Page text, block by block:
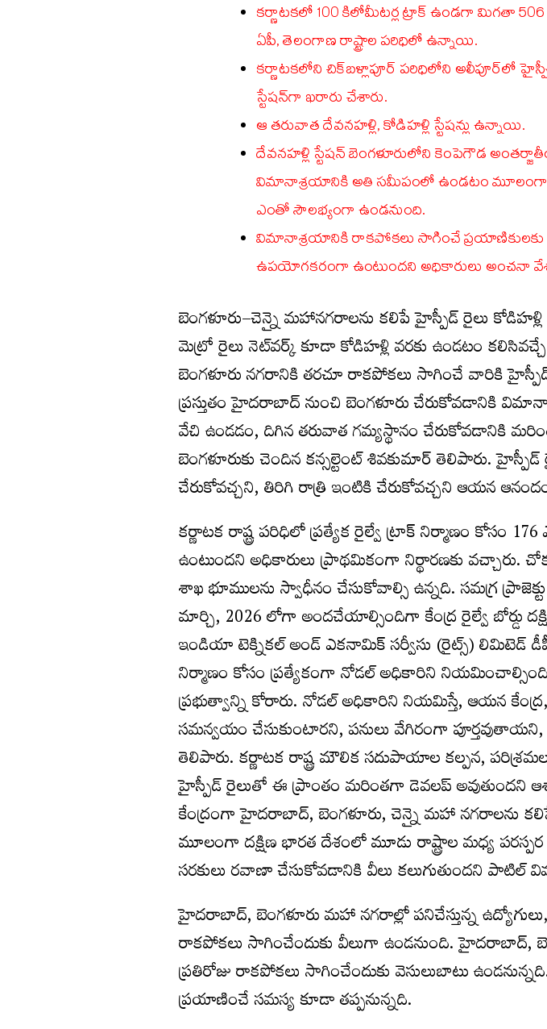
కర్ణాటకలో 100 కిలోమీటర్ల ట్రాక్ ఉండగా మిగతా 506
ఏపీ, తెలంగాణ రాష్ట్రాల పరిధిలో ఉన్నాయి.
కర్ణాటకలోని చిక్‌బళ్లాపూర్‌ పరిధిలోని అలీపూర్‌లో
స్టేషన్‌గా ఖరారు చేశారు.
ఆ తరువాత దేవనహళ్లి, కోడిహళ్లి స్టేషన్లు ఉన్నాయి.
దేవనహళ్లి స్టేషన్ బెంగళూరులోని కెంపెగౌడ
విమానాశ్రయానికి అతి సమీపంలో ఉండటం మూలంగా
ఎంతో సౌలభ్యంగా ఉండనుంది.
విమానాశ్రయానికి రాకపోకలు సాగించే ప్రయాణికులకు
ఉపయోగకరంగా ఉంటుందని అధికారులు అంచనా
బెంగళూరు–చెన్నై మహానగరాలను కలిపే హైస్పీడ్ రైలు
మెట్రో రైలు నెట్‌వర్క్‌ కూడా కోడిహళ్లి వరకు ఉండటం
బెంగళూరు నగరానికి తరచూ రాకపోకలు సాగించే వారికి
ప్రస్తుతం హైదరాబాద్ నుంచి బెంగళూరు చేరుకోవడానికి
వేచి ఉండడం, దిగిన తరువాత గమ్యస్థానం చేరుకోవడానికి
బెంగళూరుకు చెందిన కన్సల్టెంట్ శివకుమార్ తెలిపారు.
చేరుకోవచ్చని, తిరిగి రాత్రి ఇంటికి చేరుకోవచ్చని ఆయన
కర్ణాటక రాష్ట్ర పరిధిలో ప్రత్యేక రైల్వే ట్రాక్ నిర్మాణం కోసం
ఉంటుందని అధికారులు ప్రాథమికంగా నిర్థారణకు వచ్చారు.
శాఖ భూములను స్వాధీనం చేసుకోవాల్సి ఉన్నది. సమగ్ర
మార్చి, 2026 లోగా అందచేయాల్సిందిగా కేంద్ర రైల్వే బోర్డు
ఇండియా టెక్నికల్ అండ్ ఎకనామిక్ సర్వీసు (రైట్స్) లిమిటెడ్
నిర్మాణం కోసం ప్రత్యేకంగా నోడల్ అధికారిని
ప్రభుత్వాన్ని కోరారు. నోడల్ అధికారిని నియమిస్తే, ఆయన కేంద్ర,
సమన్వయం చేసుకుంటారని, పనులు వేగిరంగా
తెలిపారు. కర్ణాటక రాష్ట్ర మౌలిక సదుపాయాల కల్పన,
హైస్పీడ్ రైలుతో ఈ ప్రాంతం మరింతగా డెవలప్ అవుతుందని
కేంద్రంగా హైదరాబాద్, బెంగళూరు, చెన్నై మహా నగరాలను
మూలంగా దక్షిణ భారత దేశంలో మూడు రాష్ట్రాల మధ్య
సరకులు రవాణా చేసుకోవడానికి వీలు కలుగుతుందని పాటిల్
హైదరాబాద్, బెంగళూరు మహా నగరాల్లో పనిచేస్తున్న ఉద్యోగులు,
రాకపోకలు సాగించేందుకు వీలుగా ఉండనుంది. హైదరాబాద్,
ప్రతిరోజు రాకపోకలు సాగించేందుకు వెసులుబాటు
ప్రయాణించే సమస్య కూడా తప్పనున్నది.